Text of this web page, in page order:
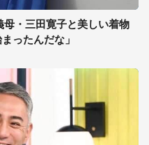
・三田寛子と美しい着物
ったんだな」